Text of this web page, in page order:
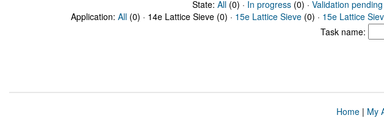
State: All(0) · In progress(0) · Validation pending
Application: All (0) · 14e Lattice Sieve (0) · 15e Lattice Sieve (0) · 15e Lattice
Task name:
Home| My